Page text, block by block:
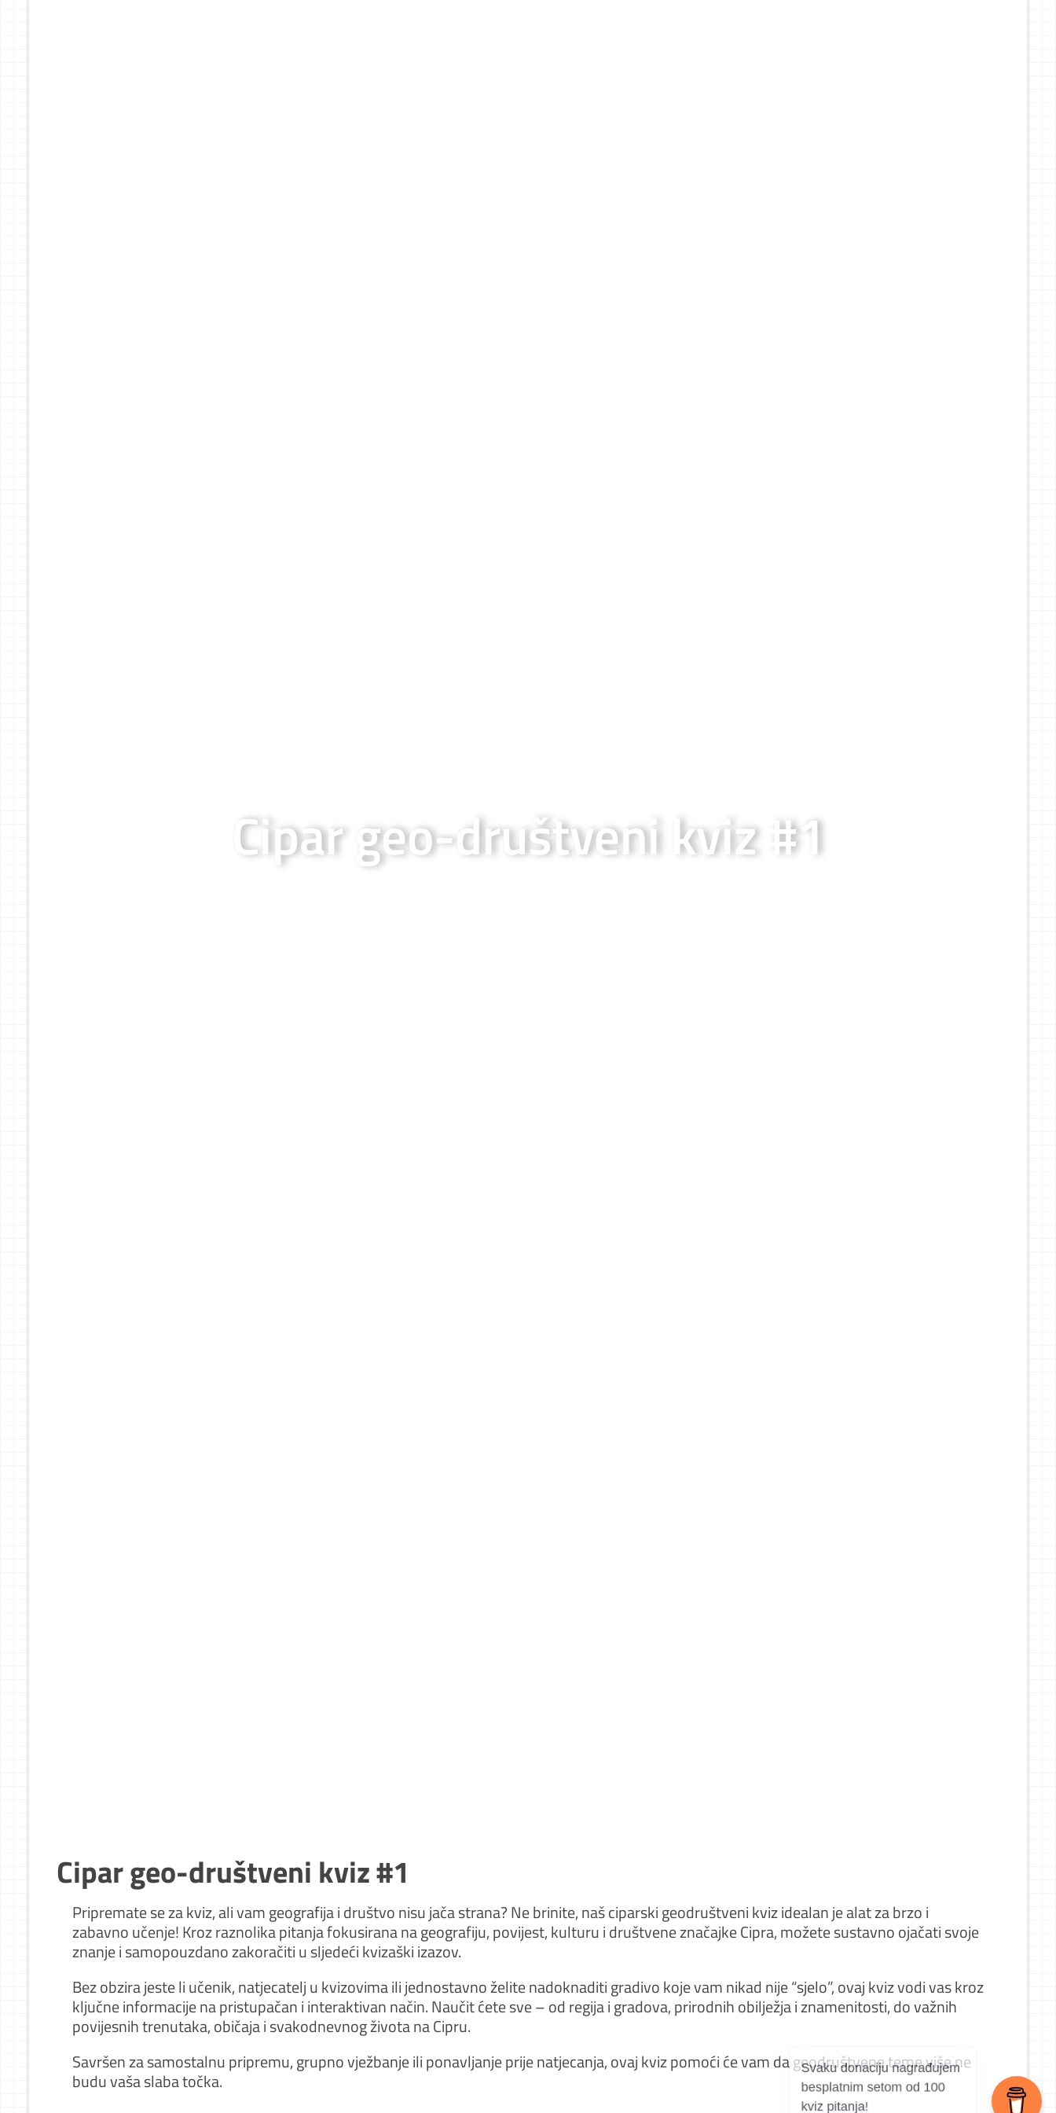
Cipar geo-društveni kviz #1
Cipar geo-društveni kviz #1
Pripremate se za kviz, ali vam geografija i društvo nisu jača strana? Ne brinite, naš ciparski geodruštveni kviz idealan je alat za brzo i
zabavno učenje! Kroz raznolika pitanja fokusirana na geografiju, povijest, kulturu i društvene značajke Cipra, možete sustavno ojačati svoje
znanje i samopouzdano zakoračiti u sljedeći kvizaški izazov.
Bez obzira jeste li učenik, natjecatelj u kvizovima ili jednostavno želite nadoknaditi gradivo koje vam nikad nije “sjelo”, ovaj kviz vodi vas kroz
ključne informacije na pristupačan i interaktivan način. Naučit ćete sve – od regija i gradova, prirodnih obilježja i znamenitosti, do važnih
povijesnih trenutaka, običaja i svakodnevnog života na Cipru.
Savršen za samostalnu pripremu, grupno vježbanje ili ponavljanje prije natjecanja, ovaj kviz pomoći će vam da geodruštvene teme više ne
budu vaša slaba točka.